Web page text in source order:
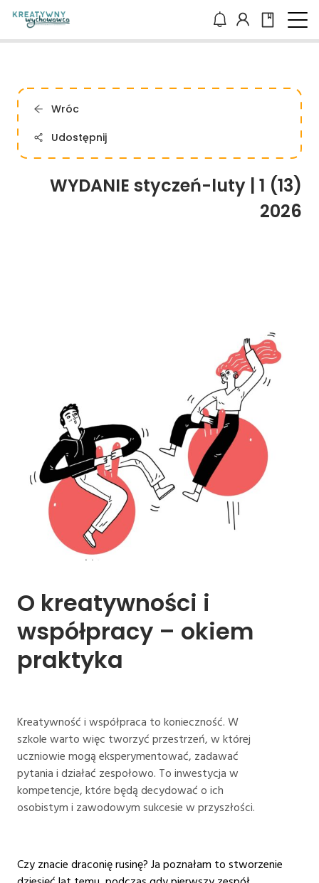
Wróc
Udostępnij
WYDANIE styczeń-luty | 1 (13)
2026
O kreatywności i
współpracy – okiem
praktyka
Kreatywność i współpraca to konieczność. W
szkole warto więc tworzyć przestrzeń, w której
uczniowie mogą eksperymentować, zadawać
pytania i działać zespołowo. To inwestycja w
kompetencje, które będą decydować o ich
osobistym i zawodowym sukcesie w przyszłości.
Czy znacie draconię rusinę? Ja poznałam to stworzenie